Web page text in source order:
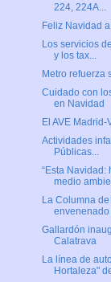
224, 224A...
Feliz Navidad
Los servicios
y los tax...
Metro refuerza
Cuidado con
en Navidad
El AVE
Actividades
Públicas...
“Esta Navidad:
medio
La Columna
envenenado
Gallardón
Calatrava
La línea de
Hortaleza"